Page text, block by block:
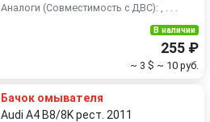
Аналоги (Совместимость с ДВС): , . . .
В наличии
255 ₽
~ 3 $ ~ 10 руб.
Бачок омывателя
Audi A4 B8/8K рест. 2011